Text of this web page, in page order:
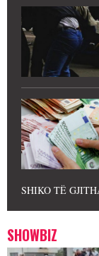
SHIKO TË
SHOWBIZ